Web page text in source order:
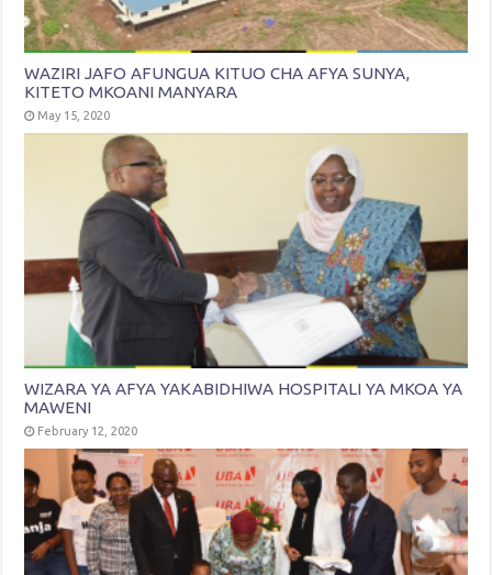
WAZIRI JAFO AFUNGUA KITUO CHA AFYA SUNYA,
KITETO MKOANI MANYARA
May 15, 2020
WIZARA YA AFYA YAKABIDHIWA HOSPITALI YA MKOA YA
MAWENI
February 12, 2020